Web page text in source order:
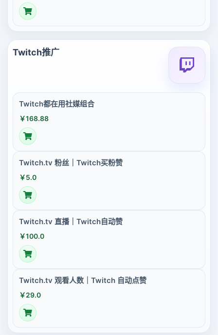
Twitch推广
Twitch都在用社媒组合
￥168.88
Twitch.tv 粉丝｜Twitch买粉赞
￥5.0
Twitch.tv 直播｜Twitch自动赞
￥100.0
Twitch.tv 观看人数｜Twitch 自动点赞
￥29.0